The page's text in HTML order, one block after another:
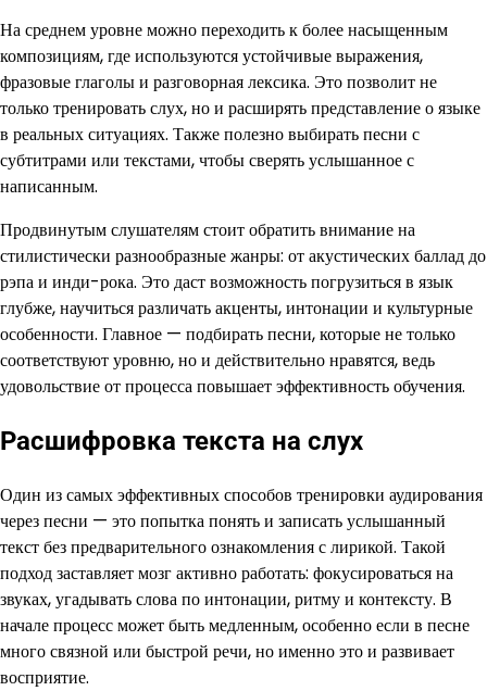
На среднем уровне можно переходить к более насыщенным
композициям, где используются устойчивые выражения,
фразовые глаголы и разговорная лексика. Это позволит не
только тренировать слух, но и расширять представление о языке
в реальных ситуациях. Также полезно выбирать песни с
субтитрами или текстами, чтобы сверять услышанное с
написанным.
Продвинутым слушателям стоит обратить внимание на
стилистически разнообразные жанры: от акустических баллад до
рэпа и инди-рока. Это даст возможность погрузиться в язык
глубже, научиться различать акценты, интонации и культурные
особенности. Главное — подбирать песни, которые не только
соответствуют уровню, но и действительно нравятся, ведь
удовольствие от процесса повышает эффективность обучения.
Расшифровка текста на слух
Один из самых эффективных способов тренировки аудирования
через песни — это попытка понять и записать услышанный
текст без предварительного ознакомления с лирикой. Такой
подход заставляет мозг активно работать: фокусироваться на
звуках, угадывать слова по интонации, ритму и контексту. В
начале процесс может быть медленным, особенно если в песне
много связной или быстрой речи, но именно это и развивает
восприятие.